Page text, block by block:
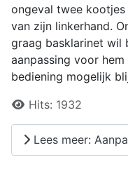
ongeval twee kootjes
van zijn linkerhand.
graag basklarinet wil
aanpassing voor
bediening mogelijk
Details
Hits: 1932
Lees meer: